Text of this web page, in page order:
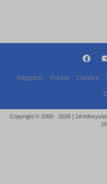
Ratgeber Presse Lokales
Copyright © 2000 - 2026 | 1A